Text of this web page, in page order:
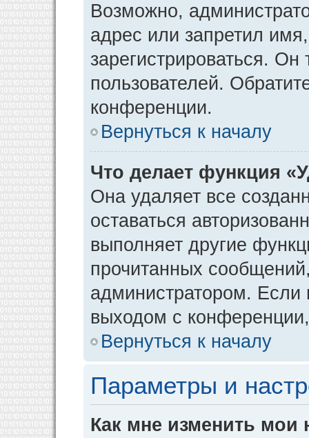
Возможно,
адрес или запретил
зарегистрироваться.
пользователей.
конференции.
Вернуться к началу
Что делает функция
Она удаляет все
оставаться
выполняет другие
прочитанных
администратором. Если
выходом с
Вернуться к началу
Параметры и
Как мне изменить мои